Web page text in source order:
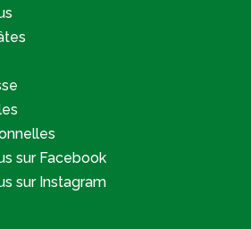
sur Facebook
sur Instagram